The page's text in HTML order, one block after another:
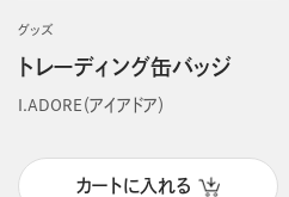
グッズ
トレーディング缶バッジ
I.ADORE（アイアドア）
カートに入れる